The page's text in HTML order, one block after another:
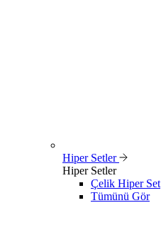
Hiper Setler
Hiper Setler
Çelik Hiper Set
Tümünü Gör